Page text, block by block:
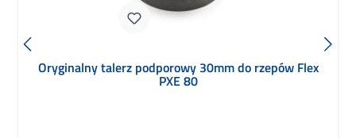
Oryginalny talerz podporowy 30mm do rzepów Flex
PXE 80